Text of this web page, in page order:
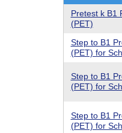
Pretest k B1
(PET)
Step to B1
(PET) for
Step to B1
(PET) for
Step to B1
(PET) for